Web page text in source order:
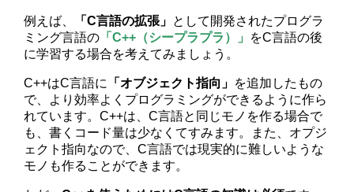
例えば、 「C言語の拡張」 として開発されたプログラ
ミング言語の 「C++（シープラプラ）」 をC言語の後
に学習する場合を考えてみましょう。
C++はC言語に 「オブジェクト指向」 を追加したもの
で、より効率よくプログラミングができるように作ら
れています。C++は、C言語と同じモノを作る場合で
も、書くコード量は少なくてすみます。また、オプジ
ェクト指向なので、C言語では現実的に難しいような
モノも作ることができます。